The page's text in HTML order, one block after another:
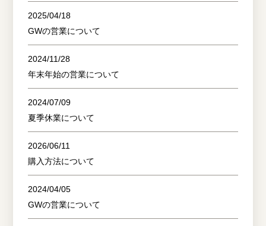
2025/04/18
GWの営業について
2024/11/28
年末年始の営業について
2024/07/09
夏季休業について
2026/06/11
購入方法について
2024/04/05
GWの営業について